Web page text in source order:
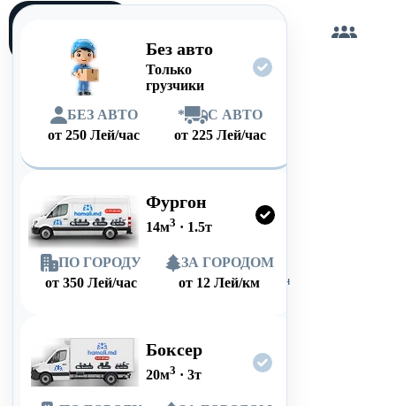
Без авто
Только
грузчики
БЕЗ АВТО
от250 Лей/час
*
С АВТО
от 225 Лей/час
Фургон
14м3 · 1.5т
ПО ГОРОДУ
от 350 Лей/час
ЗА ГОРОДОМ
от 12 Лей/км
Боксер
20м3 · 3т